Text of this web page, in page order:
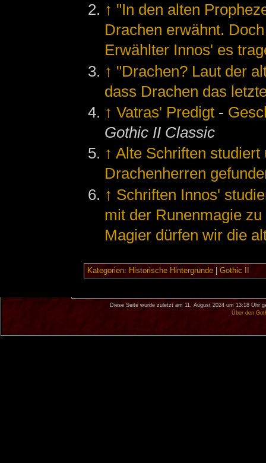
↑ "In den alten
Drachen erwähnt.
Erwählter Innos' es
↑ "Drachen? Laut der
dass Drachen das
↑ Vatras' Predigt -
Gothic II Classic
↑ Alte Schriften studiert
Drachenherren
↑ Schriften Innos'
mit der Runenmagie
Magier dürfen wir die
Kategorien: Historische Hintergründe| Gothic II
Diese Seite wurde zuletzt am 11. August 2024 um 13:18 Uhr
Über den